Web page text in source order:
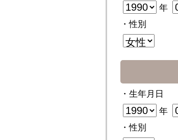
年
・性別
・生年月日
年
・性別